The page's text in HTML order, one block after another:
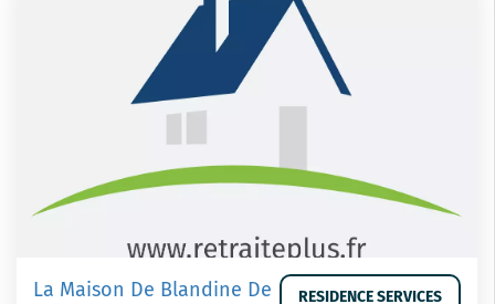
La Maison De Blandine De RESIDENCE SERVICES